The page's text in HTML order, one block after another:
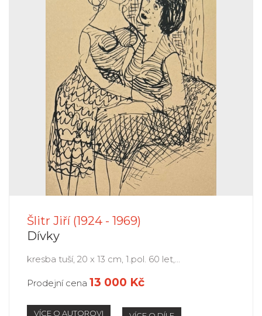
Šlitr Jiří (1924 - 1969)
Dívky
kresba tuší, 20 x 13 cm, 1.pol. 60 let,...
Prodejní cena 13 000 Kč
VÍCE O AUTOROVI